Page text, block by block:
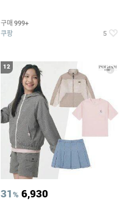
구매 999+
쿠팡 5
12
31% 6,930